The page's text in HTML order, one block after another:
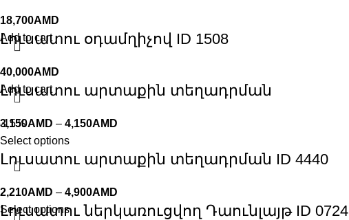
18,700AMD
Add to cart
Լուսատու օդամղիչով ID 1508
40,000AMD
Add to cart
Լուսատու արտաքին տեղադրման
3,150AMD – 4,150AMD
Select options
-15%
Լուսատու արտաքին տեղադրման ID 4440
2,210AMD – 4,900AMD
Select options
Լուսատու ներկառուցվող Դաունլայթ ID 0724